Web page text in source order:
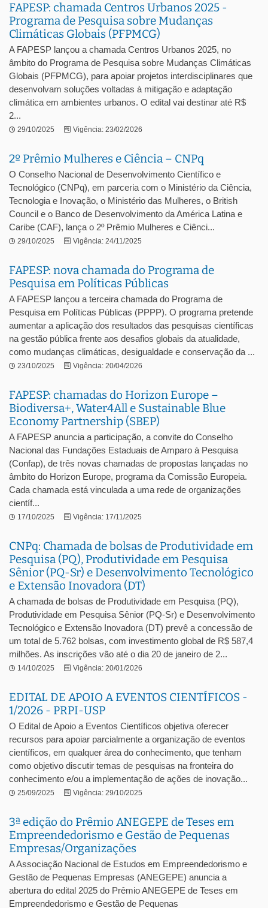
FAPESP: chamada Centros Urbanos 2025 -
Programa de Pesquisa sobre Mudanças
Climáticas Globais (PFPMCG)
A FAPESP lançou a chamada Centros Urbanos 2025, no
âmbito do Programa de Pesquisa sobre Mudanças Climáticas
Globais (PFPMCG), para apoiar projetos interdisciplinares que
desenvolvam soluções voltadas à mitigação e adaptação
climática em ambientes urbanos. O edital vai destinar até R$
2...
29/10/2025 Vigência: 23/02/2026
2º Prêmio Mulheres e Ciência – CNPq
O Conselho Nacional de Desenvolvimento Científico e
Tecnológico (CNPq), em parceria com o Ministério da Ciência,
Tecnologia e Inovação, o Ministério das Mulheres, o British
Council e o Banco de Desenvolvimento da América Latina e
Caribe (CAF), lança o 2º Prêmio Mulheres e Ciênci...
29/10/2025 Vigência: 24/11/2025
FAPESP: nova chamada do Programa de
Pesquisa em Políticas Públicas
A FAPESP lançou a terceira chamada do Programa de
Pesquisa em Políticas Públicas (PPPP). O programa pretende
aumentar a aplicação dos resultados das pesquisas científicas
na gestão pública frente aos desafios globais da atualidade,
como mudanças climáticas, desigualdade e conservação da ...
23/10/2025 Vigência: 20/04/2026
FAPESP: chamadas do Horizon Europe –
Biodiversa+, Water4All e Sustainable Blue
Economy Partnership (SBEP)
A FAPESP anuncia a participação, a convite do Conselho
Nacional das Fundações Estaduais de Amparo à Pesquisa
(Confap), de três novas chamadas de propostas lançadas no
âmbito do Horizon Europe, programa da Comissão Europeia.
Cada chamada está vinculada a uma rede de organizações
científ...
17/10/2025 Vigência: 17/11/2025
CNPq: Chamada de bolsas de Produtividade em
Pesquisa (PQ), Produtividade em Pesquisa
Sênior (PQ-Sr) e Desenvolvimento Tecnológico
e Extensão Inovadora (DT)
A chamada de bolsas de Produtividade em Pesquisa (PQ),
Produtividade em Pesquisa Sênior (PQ-Sr) e Desenvolvimento
Tecnológico e Extensão Inovadora (DT) prevê a concessão de
um total de 5.762 bolsas, com investimento global de R$ 587,4
milhões. As inscrições vão até o dia 20 de janeiro de 2...
14/10/2025 Vigência: 20/01/2026
EDITAL DE APOIO A EVENTOS CIENTÍFICOS -
1/2026 - PRPI-USP
O Edital de Apoio a Eventos Científicos objetiva oferecer
recursos para apoiar parcialmente a organização de eventos
científicos, em qualquer área do conhecimento, que tenham
como objetivo discutir temas de pesquisas na fronteira do
conhecimento e/ou a implementação de ações de inovação...
25/09/2025 Vigência: 29/10/2025
3ª edição do Prêmio ANEGEPE de Teses em
Empreendedorismo e Gestão de Pequenas
Empresas/Organizações
A Associação Nacional de Estudos em Empreendedorismo e
Gestão de Pequenas Empresas (ANEGEPE) anuncia a
abertura do edital 2025 do Prêmio ANEGEPE de Teses em
Empreendedorismo e Gestão de Pequenas